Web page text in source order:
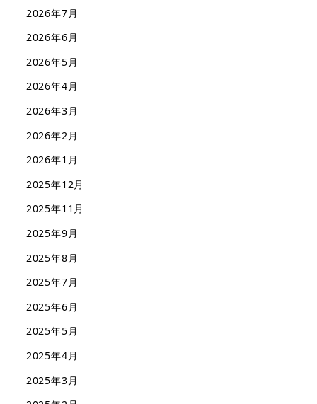
2026年7月
2026年6月
2026年5月
2026年4月
2026年3月
2026年2月
2026年1月
2025年12月
2025年11月
2025年9月
2025年8月
2025年7月
2025年6月
2025年5月
2025年4月
2025年3月